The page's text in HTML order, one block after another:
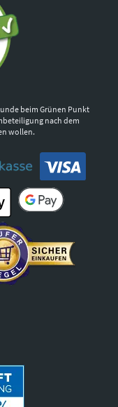
beim Grünen Punkt
nach dem
wollen.